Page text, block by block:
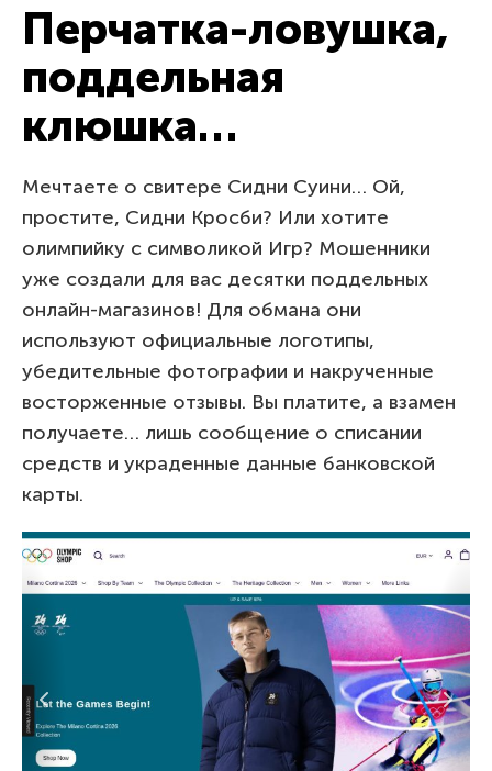
Перчатка-ловушка,
поддельная
клюшка…
Мечтаете о свитере Сидни Суини… Ой,
простите, Сидни Кросби? Или хотите
олимпийку с символикой Игр? Мошенники
уже создали для вас десятки поддельных
онлайн-магазинов! Для обмана они
используют официальные логотипы,
убедительные фотографии и накрученные
восторженные отзывы. Вы платите, а взамен
получаете… лишь сообщение о списании
средств и украденные данные банковской
карты.